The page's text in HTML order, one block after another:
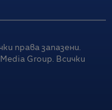
права запазени.
Group. Всички